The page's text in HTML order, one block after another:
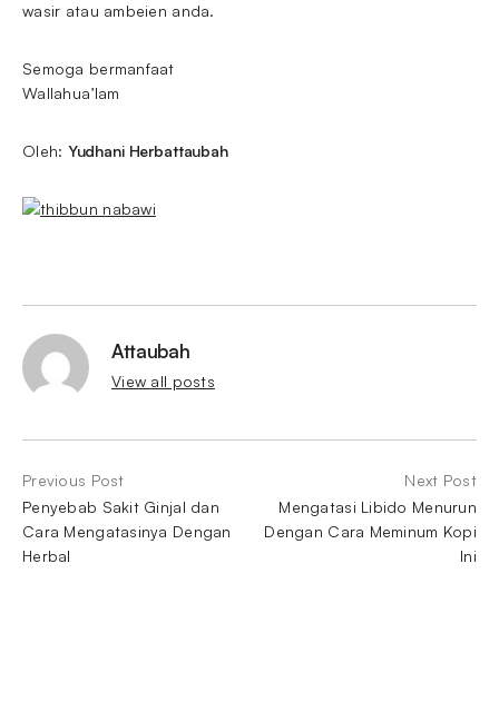
wasir atau ambeien anda.
Semoga bermanfaat
Wallahua’lam
Oleh: Yudhani Herbattaubah
Attaubah
View all posts
Previous Post
Penyebab Sakit Ginjal dan
Cara Mengatasinya Dengan
Herbal
Next Post
Mengatasi Libido Menurun
Dengan Cara Meminum Kopi
Ini